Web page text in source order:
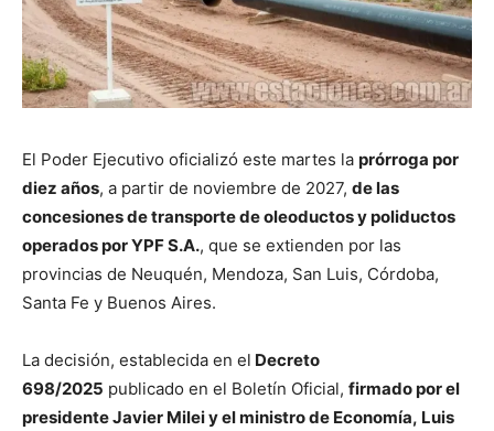
El Poder Ejecutivo oficializó este martes la prórroga por
diez años, a partir de noviembre de 2027, de las
concesiones de transporte de oleoductos y poliductos
operados por YPF S.A., que se extienden por las
provincias de Neuquén, Mendoza, San Luis, Córdoba,
Santa Fe y Buenos Aires.
La decisión, establecida en el Decreto
698/2025 publicado en el Boletín Oficial, firmado por el
presidente Javier Milei y el ministro de Economía, Luis